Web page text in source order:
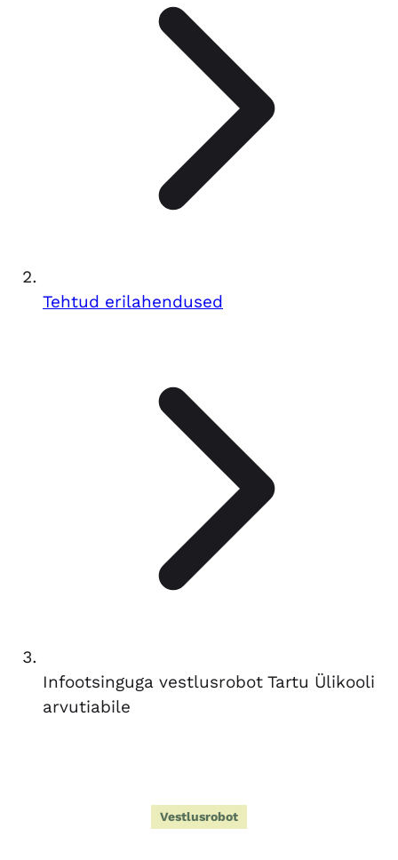
Tehtud erilahendused
Infootsinguga vestlusrobot Tartu Ülikooli
arvutiabile
Vestlusrobot